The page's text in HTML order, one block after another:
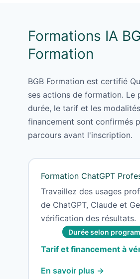
Formations IA
Formation
BGB Formation est certifié
ses actions de formation. Le
durée, le tarif et les
financement sont confirmés
parcours avant l'inscription.
Formation ChatGPT
Travaillez des usages
de ChatGPT, Claude et
vérification des résultats.
Durée selon
Tarif et financement à
En savoir plus →